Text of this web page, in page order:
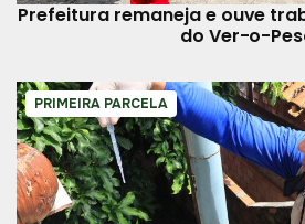
Prefeitura remaneja e ouve
do Ver-o-
PRIMEIRA PARCELA